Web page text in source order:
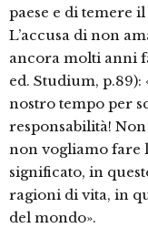
paese e di temere
L’accusa di non
ancora molti anni
ed. Studium,
nostro tempo per
responsabilità!
non vogliamo fare
significato, in
ragioni di vita, in
del mondo».